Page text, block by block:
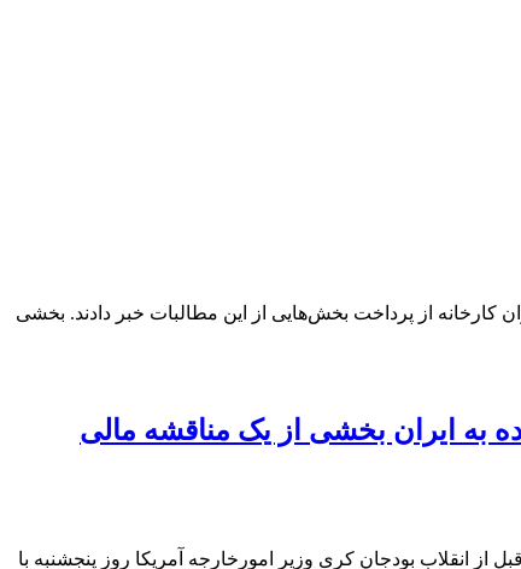
شماره ۱ قائمشهر سه ماه معوقات مزدی دارند. مدیران کارخانه از پرداخت بخش‌هایی از این مطالبات خبر دادند. بخشی
پرداخت شده به ایران بخشی از یک مناقشه مالی
به قبل از انقلاب بودجان کری وزیر امورخارجه آمریکا روز پنجشنبه با